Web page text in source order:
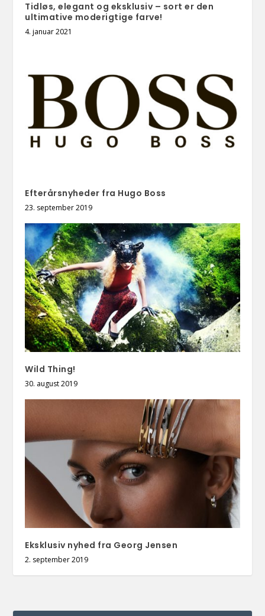
Tidløs, elegant og eksklusiv – sort er den
ultimative moderigtige farve!
4. januar 2021
Efterårsnyheder fra Hugo Boss
23. september 2019
Wild Thing!
30. august 2019
Eksklusiv nyhed fra Georg Jensen
2. september 2019